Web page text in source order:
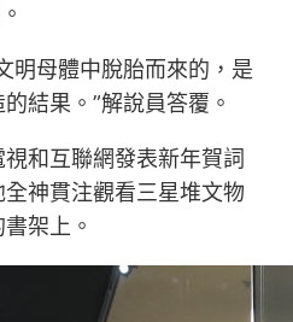
明母體中脫胎而來的，是
結果。”解說員答覆。
和互聯網發表新年賀詞
神貫注觀看三星堆文物
架上。